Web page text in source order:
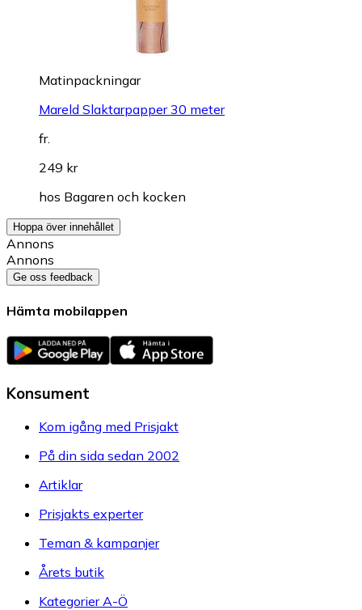
Matinpackningar
Mareld Slaktarpapper 30 meter
fr.
249 kr
hos Bagaren och kocken
Hoppa över innehållet
Annons
Annons
Ge oss feedback
Hämta mobilappen
Konsument
Kom igång med Prisjakt
På din sida sedan 2002
Artiklar
Prisjakts experter
Teman & kampanjer
Årets butik
Kategorier A-Ö